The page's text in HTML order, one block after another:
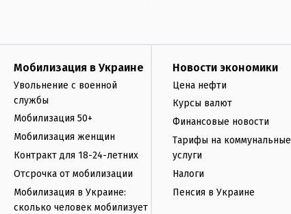
Мобилизация в Украине
Увольнение с военной
службы
Мобилизация 50+
Мобилизация женщин
Контракт для 18-24-летних
Отсрочка от мобилизации
Мобилизация в Украине:
сколько человек мобилизует
Новости экономики
Цена нефти
Курсы валют
Финансовые новости
Тарифы на коммунальные
услуги
Налоги
Пенсия в Украине